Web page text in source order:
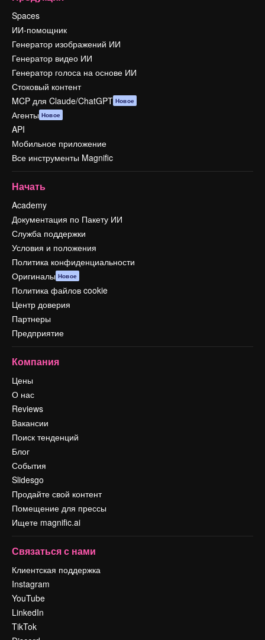
Spaces
ИИ-помощник
Генератор изображений ИИ
Генератор видео ИИ
Генератор голоса на основе ИИ
Стоковый контент
MCP для Claude/ChatGPT Новое
Агенты Новое
API
Мобильное приложение
Все инструменты Magnific
Начать
Academy
Документация по Пакету ИИ
Служба поддержки
Условия и положения
Политика конфиденциальности
Оригиналы Новое
Политика файлов cookie
Центр доверия
Партнеры
Предприятие
Компания
Цены
О нас
Reviews
Вакансии
Поиск тенденций
Блог
События
Slidesgo
Продайте свой контент
Помещение для прессы
Ищете magnific.ai
Связаться с нами
Клиентская поддержка
Instagram
YouTube
LinkedIn
TikTok